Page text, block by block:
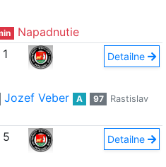
Napadnutie
1 Detailne
Jozef Veber A 97
Rastislav
5 Detailne